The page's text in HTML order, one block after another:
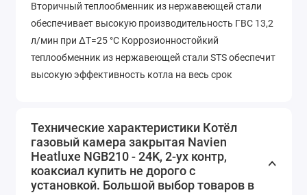
Вторичный теплообменник из нержавеющей стали
обеспечивает высокую производительность ГВС 13,2
л/мин при ΔT=25 °С Коррозионностойкий
теплообменник из нержавеющей стали STS обеспечит
высокую эффективность котла на весь срок
Калининграда до Камчатки Удобный модельный ряд
мощностей. Использование котлов с мощностью
10/13/16/24 кВт в соответствии с теплопотерями
помещения ведёт к существенной экономии газа,
Технические характеристики Котёл
газовый камера закрытая Navien
Heatluxe NGB210 - 24K, 2-ух контр,
коаксиал купить не дорого с
установкой. Большой выбор товаров в